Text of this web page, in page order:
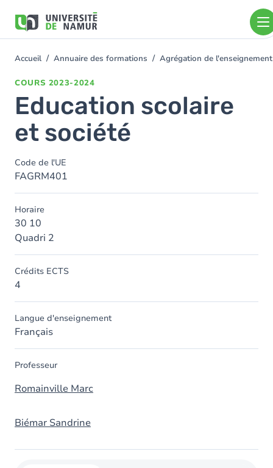
contenu
You
Accueil Annuaire des formations Agrégation de
COURS 2023-2024
Education scolaire
et société
Code de l'UE
FAGRM401
Horaire
30 10
Quadri 2
Crédits ECTS
4
Langue d'enseignement
Français
Professeur
Romainville Marc
Biémar Sandrine